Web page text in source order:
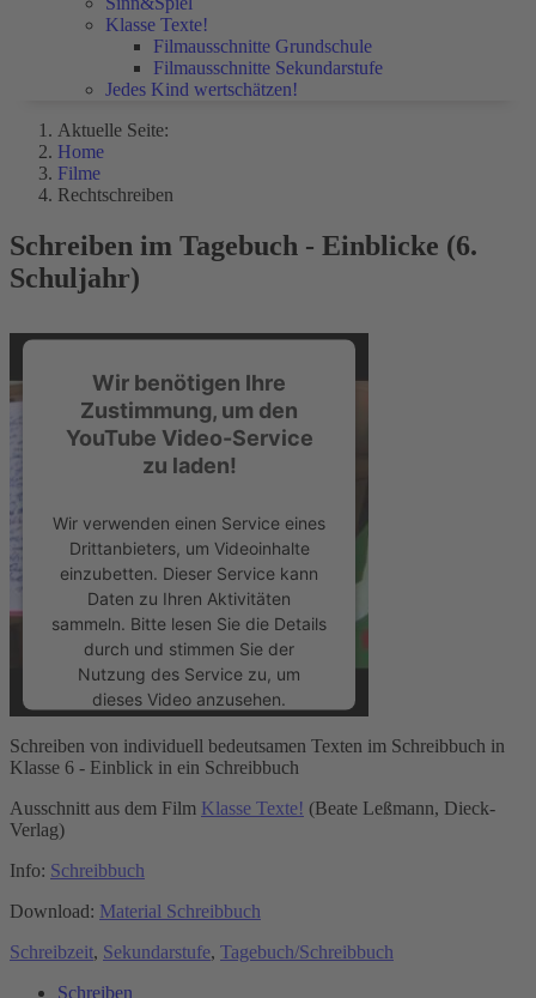
Klasse Texte!
Filmausschnitte Grundschule
Filmausschnitte Sekundarstufe
Jedes Kind wertschätzen!
Aktuelle Seite:
Home
Filme
Rechtschreiben
Schreiben im Tagebuch - Einblicke (6.
Schuljahr)
Wir benötigen Ihre
Zustimmung, um den
YouTube Video-Service
zu laden!
Wir verwenden einen Service eines
Drittanbieters, um Videoinhalte
einzubetten. Dieser Service kann
Daten zu Ihren Aktivitäten
sammeln. Bitte lesen Sie die Details
durch und stimmen Sie der
Nutzung des Service zu, um
dieses Video anzusehen.
Mehr Informationen
Akzeptieren
powered by
Schreiben von individuell bedeutsamen Texten im Schreibbuch in
Klasse 6 - Einblick in ein Schreibbuch
Ausschnitt aus dem Film Klasse Texte! (Beate Leßmann, Dieck-
Verlag)
Info: Schreibbuch
Download: Material Schreibbuch
Schreibzeit, Sekundarstufe, Tagebuch/Schreibbuch
Schreiben